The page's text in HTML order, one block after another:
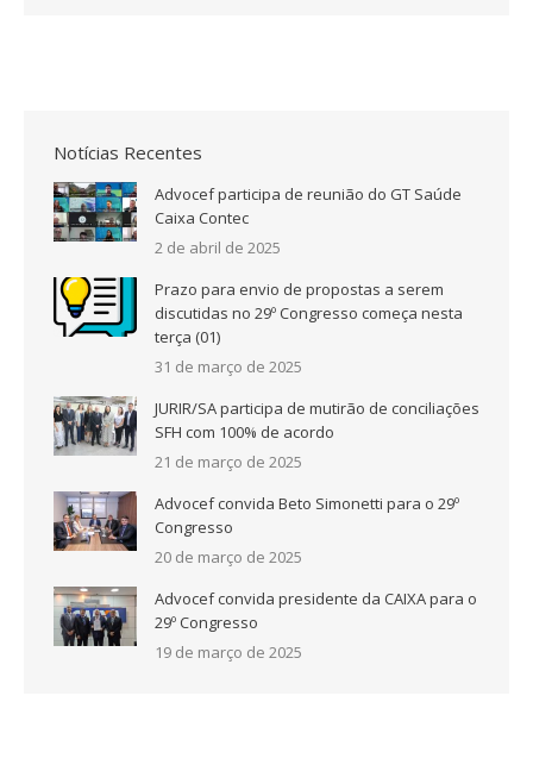
Notícias Recentes
Advocef participa de reunião do GT Saúde
Caixa Contec
2 de abril de 2025
Prazo para envio de propostas a serem
discutidas no 29º Congresso começa nesta
terça (01)
31 de março de 2025
JURIR/SA participa de mutirão de conciliações
SFH com 100% de acordo
21 de março de 2025
Advocef convida Beto Simonetti para o 29º
Congresso
20 de março de 2025
Advocef convida presidente da CAIXA para o
29º Congresso
19 de março de 2025